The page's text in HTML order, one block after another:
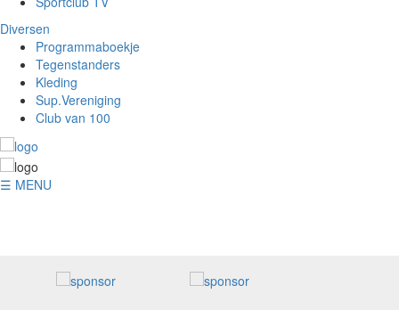
Diversen
Programmaboekje
Tegenstanders
Kleding
Sup.Vereniging
Club van 100
☰ MENU